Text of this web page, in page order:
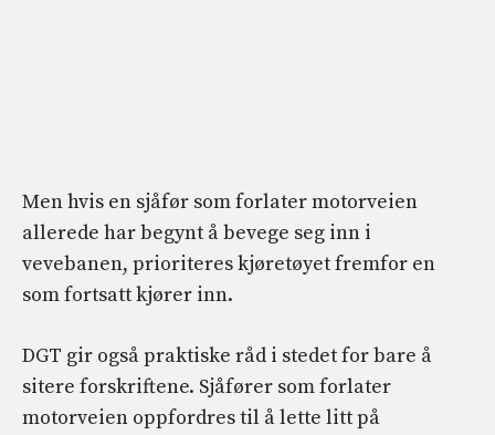
Men hvis en sjåfør som forlater motorveien
allerede har begynt å bevege seg inn i
vevebanen, prioriteres kjøretøyet fremfor en
som fortsatt kjører inn.
DGT gir også praktiske råd i stedet for bare å
sitere forskriftene. Sjåfører som forlater
motorveien oppfordres til å lette litt på